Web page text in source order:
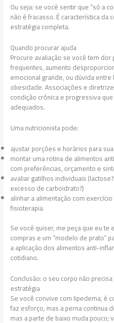
Ou seja: se você sentir que “só a
não é fracasso. É característica
estratégia completa.
Quando procurar ajuda
Procure avaliação se você tem
frequentes, aumento
emocional grande, ou dúvida
obesidade. Associações e
condição crônica e progressiva
adequados.
Uma nutricionista pode:
ajustar porções e horários para
montar uma rotina de alimentos
com preferências, orçamento e
avaliar gatilhos individuais
excesso de carboidrato?)
alinhar a alimentação com
fisioterapia
Se você quiser, me peça que eu
compras e um “modelo de prato”
a aplicação dos alimentos anti-
cotidiano.
Conclusão: o seu corpo não
estratégia
Se você convive com lipedema, é
faz esforço, mas a perna continua
mas a parte de baixo muda pouco;